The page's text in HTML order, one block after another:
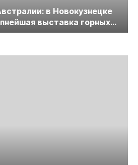
в Новокузнецке
выставка горных
России. Уголь России и